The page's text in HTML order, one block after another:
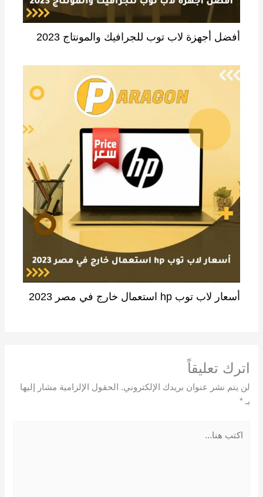
أفضل أجهزة لاب توب للجرافيك والمونتاج 2023
أسعار لاب توب hp استعمال خارج في مصر 2023
اترك تعليقاً
لن يتم نشر عنوان بريدك الإلكتروني.
الحقول الإلزامية مشار إليها
بـ*